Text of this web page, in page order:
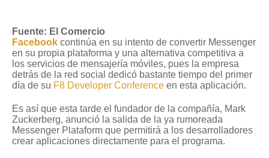
Fuente: El Comercio
Facebook continúa en su intento de convertir Messenger
en su propia plataforma y una alternativa competitiva a
los servicios de mensajería móviles, pues la empresa
detrás de la red social dedicó bastante tiempo del primer
día de su F8 Developer Conference en esta aplicación.
Es así que esta tarde el fundador de la compañía, Mark
Zuckerberg, anunció la salida de la ya rumoreada
Messenger Plataform que permitirá a los desarrolladores
crear aplicaciones directamente para el programa.